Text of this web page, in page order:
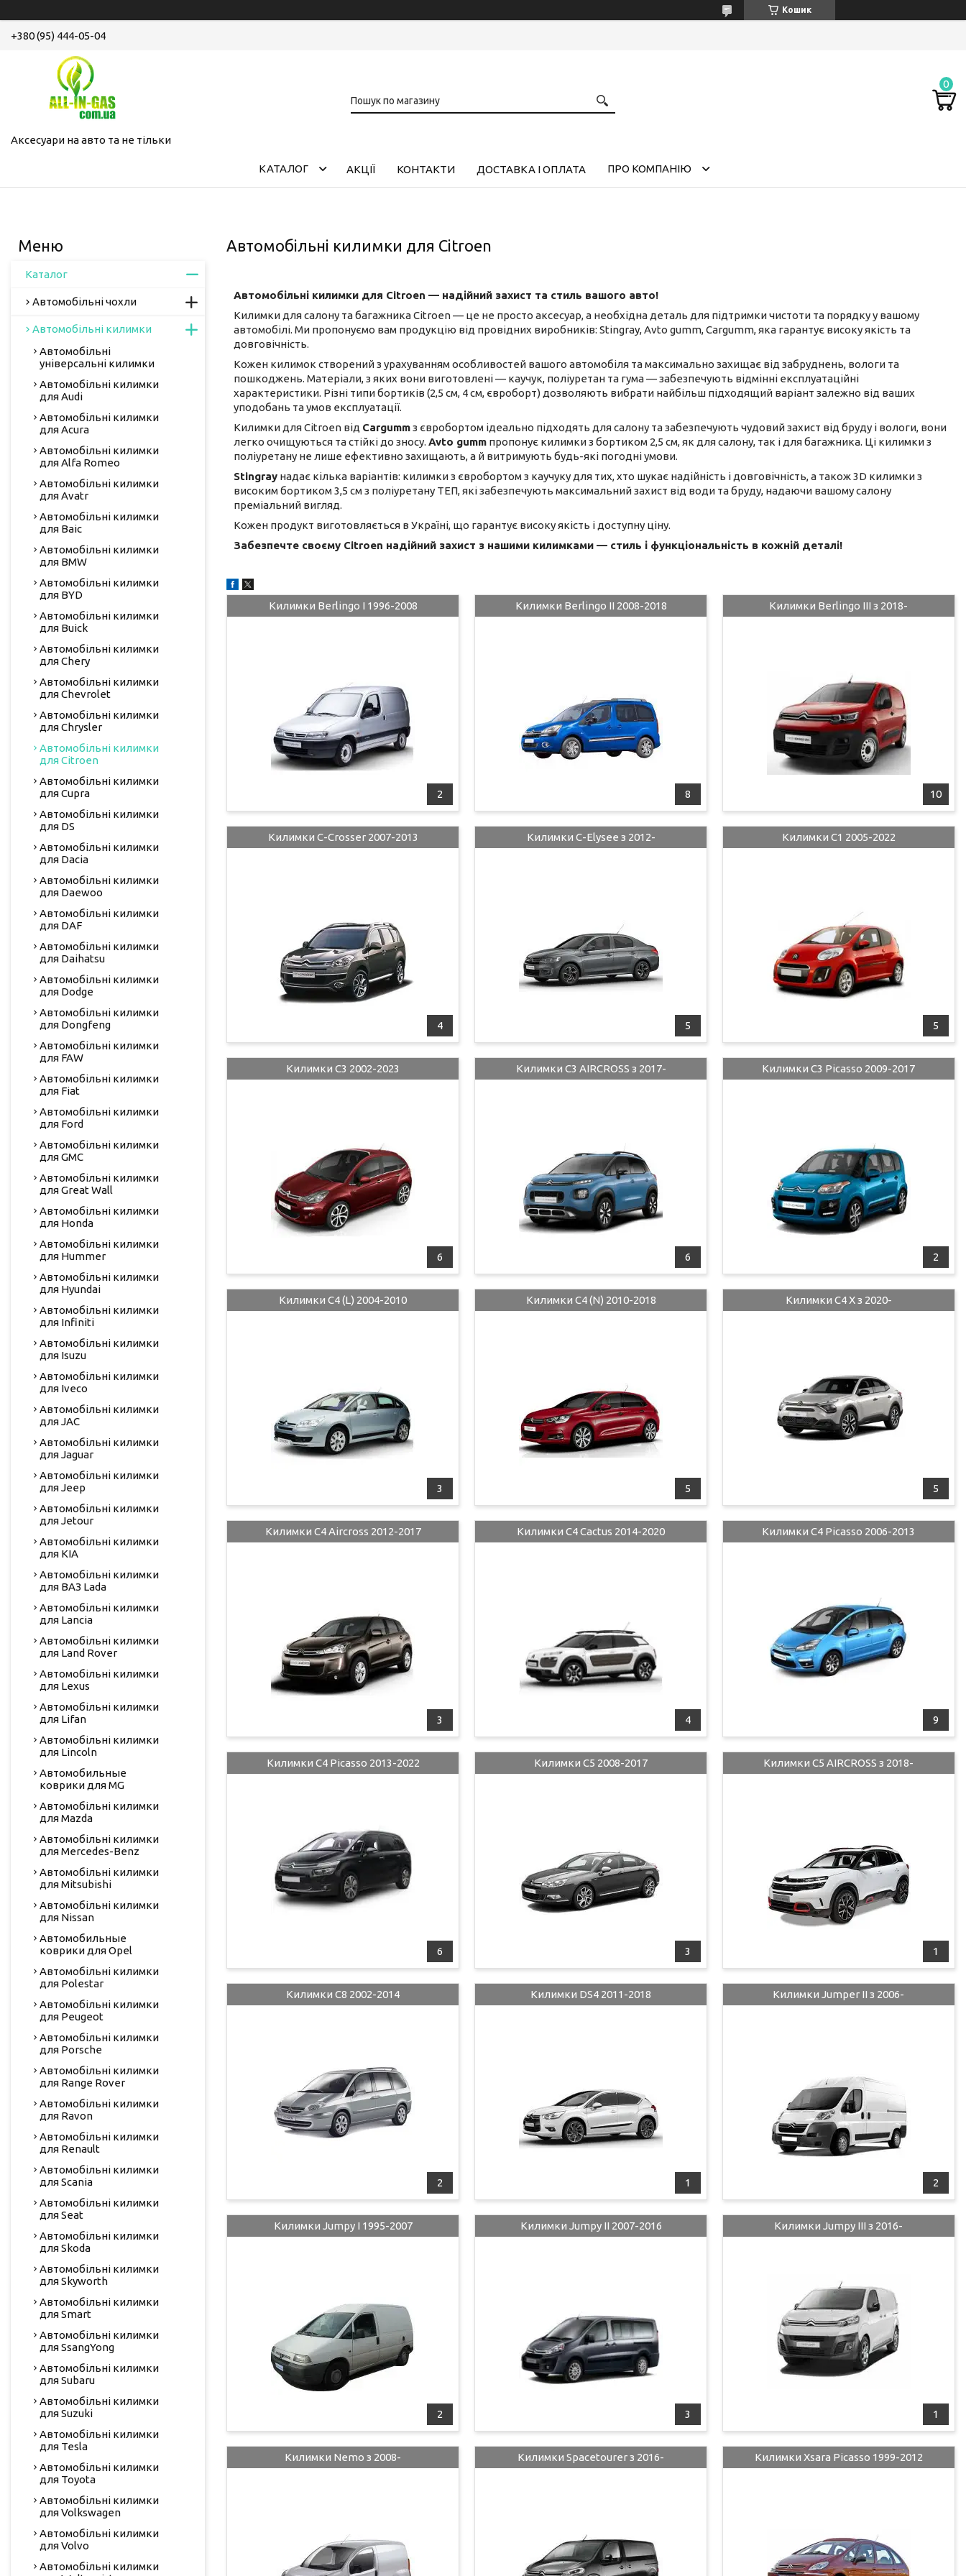
Кошик
+380 (95) 444-05-04
Аксесуари на авто та не тільки
КАТАЛОГ АКЦІЇ КОНТАКТИ ДОСТАВКА І ОПЛАТА ПРО КОМПАНІЮ
Автомобільні килимки для Citroen
Автомобільні килимки для Citroen — надійний захист та стиль вашого авто!
Килимки для салону та багажника Citroen — це не просто аксесуар, а необхідна деталь для підтримки чистоти та порядку у вашому
автомобілі. Ми пропонуємо вам продукцію від провідних виробників: Stingray, Avto gumm, Cargumm, яка гарантує високу якість та
довговічність.
Кожен килимок створений з урахуванням особливостей вашого автомобіля та максимально захищає від забруднень, вологи та
пошкоджень. Матеріали, з яких вони виготовлені — каучук, поліуретан та гума — забезпечують відмінні експлуатаційні
характеристики. Різні типи бортиків (2,5 см, 4 см, євроборт) дозволяють вибрати найбільш підходящий варіант залежно від ваших
уподобань та умов експлуатації.
Килимки для Citroen від Cargummз євробортом ідеально підходять для салону та забезпечують чудовий захист від бруду і вологи, вони
легко очищуються та стійкі до зносу. Avto gumm пропонує килимки з бортиком 2,5 см, як для салону, так і для багажника. Ці килимки з
поліуретану не лише ефективно захищають, а й витримують будь-які погодні умови.
Stingray надає кілька варіантів: килимки з євробортом з каучуку для тих, хто шукає надійність і довговічність, а також 3D килимки з
високим бортиком 3,5 см з поліуретану ТЕП, які забезпечують максимальний захист від води та бруду, надаючи вашому салону
преміальний вигляд.
Кожен продукт виготовляється в Україні, що гарантує високу якість і доступну ціну.
Забезпечте своєму Citroen надійний захист з нашими килимками — стиль і функціональність в кожній деталі!
2
Килимки Berlingo I 1996-2008
8
Килимки Berlingo II 2008-2018
10
Килимки Berlingo III з 2018-
4
Килимки C-Crosser 2007-2013
5
Килимки C-Elysee з 2012-
5
Килимки C1 2005-2022
6
Килимки C3 2002-2023
6
Килимки C3 AIRCROSS з 2017-
2
Килимки C3 Picasso 2009-2017
3
Килимки C4 (L) 2004-2010
5
Килимки C4 (N) 2010-2018
5
Килимки C4 X з 2020-
3
Килимки C4 Aircross 2012-2017
4
Килимки C4 Cactus 2014-2020
9
Килимки C4 Picasso 2006-2013
6
Килимки C4 Picasso 2013-2022
3
Килимки C5 2008-2017
1
Килимки C5 AIRCROSS з 2018-
2
Килимки C8 2002-2014
1
Килимки DS4 2011-2018
2
Килимки Jumper II з 2006-
2
Килимки Jumpy I 1995-2007
3
Килимки Jumpy II 2007-2016
1
Килимки Jumpy III з 2016-
Килимки Nemo з 2008- Килимки Spacetourer з 2016- Килимки Xsara Picasso 1999-2012
Каталог
Автомобільні чохли
Автомобільні килимки
Автомобільні
універсальні килимки
Автомобільні килимки
для Audi
Автомобільні килимки
для Acura
Автомобільні килимки
для Alfa Romeo
Автомобільні килимки
для Avatr
Автомобільні килимки
для Baic
Автомобільні килимки
для BMW
Автомобільні килимки
для BYD
Автомобільні килимки
для Buick
Автомобільні килимки
для Chery
Автомобільні килимки
для Chevrolet
Автомобільні килимки
для Chrysler
Автомобільні килимки
для Citroen
Автомобільні килимки
для Cupra
Автомобільні килимки
для DS
Автомобільні килимки
для Dacia
Автомобільні килимки
для Daewoo
Автомобільні килимки
для DAF
Автомобільні килимки
для Daihatsu
Автомобільні килимки
для Dodge
Автомобільні килимки
для Dongfeng
Автомобільні килимки
для FAW
Автомобільні килимки
для Fiat
Автомобільні килимки
для Ford
Автомобільні килимки
для GMC
Автомобільні килимки
для Great Wall
Автомобільні килимки
для Honda
Автомобільні килимки
для Hummer
Автомобільні килимки
для Hyundai
Автомобільні килимки
для Infiniti
Автомобільні килимки
для Isuzu
Автомобільні килимки
для Iveco
Автомобільні килимки
для JAC
Автомобільні килимки
для Jaguar
Автомобільні килимки
для Jeep
Автомобільні килимки
для Jetour
Автомобільні килимки
для KIA
Автомобільні килимки
для ВАЗ Lada
Автомобільні килимки
для Lancia
Автомобільні килимки
для Land Rover
Автомобільні килимки
для Lexus
Автомобільні килимки
для Lifan
Автомобільні килимки
для Lincoln
Автомобильные
коврики для MG
Автомобільні килимки
для Mazda
Автомобільні килимки
для Mercedes-Benz
Автомобільні килимки
для Mitsubishi
Автомобільні килимки
для Nissan
Автомобильные
коврики для Opel
Автомобільні килимки
для Polestar
Автомобільні килимки
для Peugeot
Автомобільні килимки
для Porsche
Автомобільні килимки
для Range Rover
Автомобільні килимки
для Ravon
Автомобільні килимки
для Renault
Автомобільні килимки
для Scania
Автомобільні килимки
для Seat
Автомобільні килимки
для Skoda
Автомобільні килимки
для Skyworth
Автомобільні килимки
для Smart
Автомобільні килимки
для SsangYong
Автомобільні килимки
для Subaru
Автомобільні килимки
для Suzuki
Автомобільні килимки
для Tesla
Автомобільні килимки
для Toyota
Автомобільні килимки
для Volkswagen
Автомобільні килимки
для Volvo
Автомобільні килимки